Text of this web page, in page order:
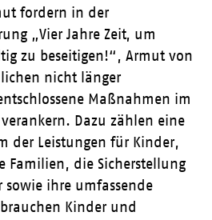
fordern in der
„Vier Jahre Zeit, um
zu beseitigen!“, Armut von
nicht länger
Maßnahmen im
Dazu zählen eine
der Leistungen für Kinder,
Familien, die Sicherstellung
sowie ihre umfassende
Kinder und